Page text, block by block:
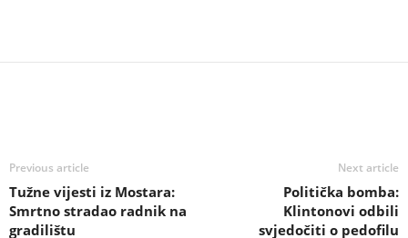
Previous article
Tužne vijesti iz Mostara:
Smrtno stradao radnik na
gradilištu
Next article
Politička bomba:
Klintonovi odbili
svjedočiti o pedofilu